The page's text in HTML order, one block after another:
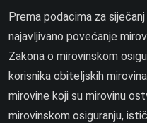
Prema podacima za
najavljivano povećanje
Zakona o mirovinskom
korisnika obiteljskih
mirovine koji su mirovinu
mirovinskom osiguranju,